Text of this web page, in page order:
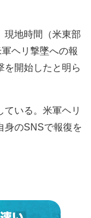
現地時間（米東部
ヘリ撃墜への報
を開始したと明ら
ている。米軍ヘリ
身のSNSで報復を